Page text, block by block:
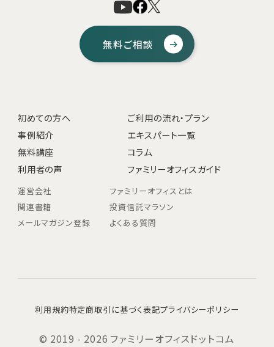
無料ご相談
初めての方へ
ご利用の流れ・プラン
事例紹介
エキスパート一覧
無料講座
コラム
利用者の声
ファミリーオフィスガイド
運営会社
ファミリーオフィスとは
関連書籍
投資信託マラソン
メールマガジン登録
よくある質問
利用規約特定商取引に基づく表記プライバシーポリシー
© 2019 - 2026 ファミリーオフィスドットコム